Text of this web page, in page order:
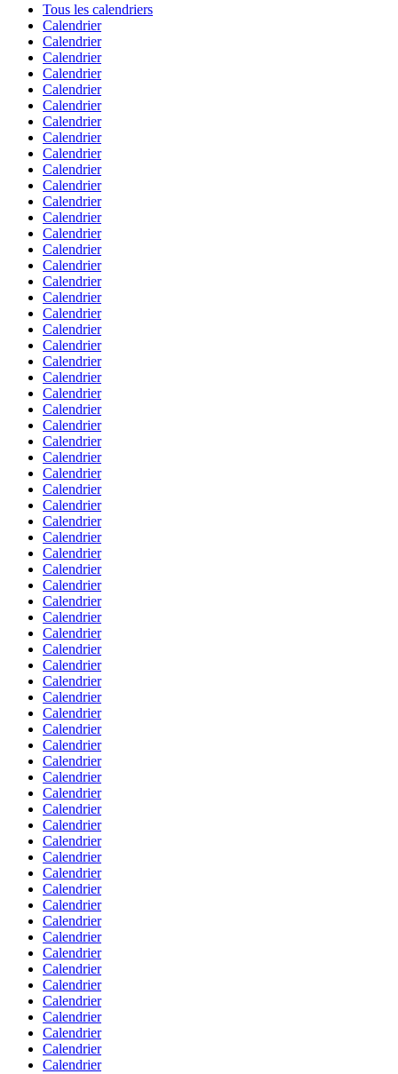
Tous les calendriers
Calendrier
Calendrier
Calendrier
Calendrier
Calendrier
Calendrier
Calendrier
Calendrier
Calendrier
Calendrier
Calendrier
Calendrier
Calendrier
Calendrier
Calendrier
Calendrier
Calendrier
Calendrier
Calendrier
Calendrier
Calendrier
Calendrier
Calendrier
Calendrier
Calendrier
Calendrier
Calendrier
Calendrier
Calendrier
Calendrier
Calendrier
Calendrier
Calendrier
Calendrier
Calendrier
Calendrier
Calendrier
Calendrier
Calendrier
Calendrier
Calendrier
Calendrier
Calendrier
Calendrier
Calendrier
Calendrier
Calendrier
Calendrier
Calendrier
Calendrier
Calendrier
Calendrier
Calendrier
Calendrier
Calendrier
Calendrier
Calendrier
Calendrier
Calendrier
Calendrier
Calendrier
Calendrier
Calendrier
Calendrier
Calendrier
Calendrier